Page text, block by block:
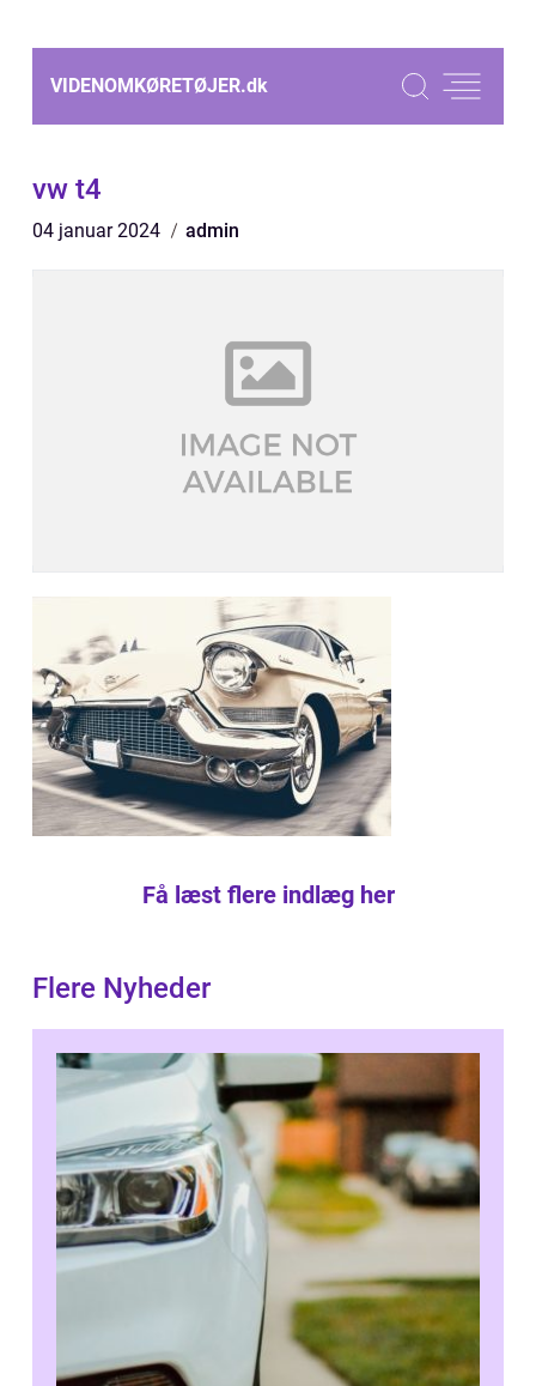
VIDENOMKØRETØJER.dk
vw t4
04 januar 2024 admin
Få læst flere indlæg her
Flere Nyheder